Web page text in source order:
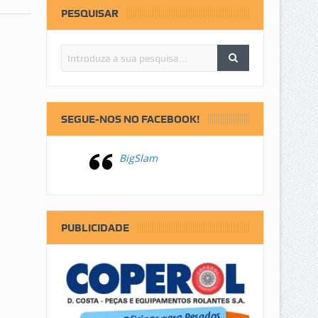
PESQUISAR
SEGUE-NOS NO FACEBOOK!
BigSlam
PUBLICIDADE